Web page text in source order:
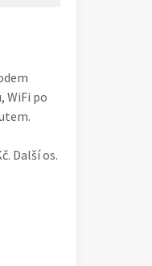
WiFi po
Další os.